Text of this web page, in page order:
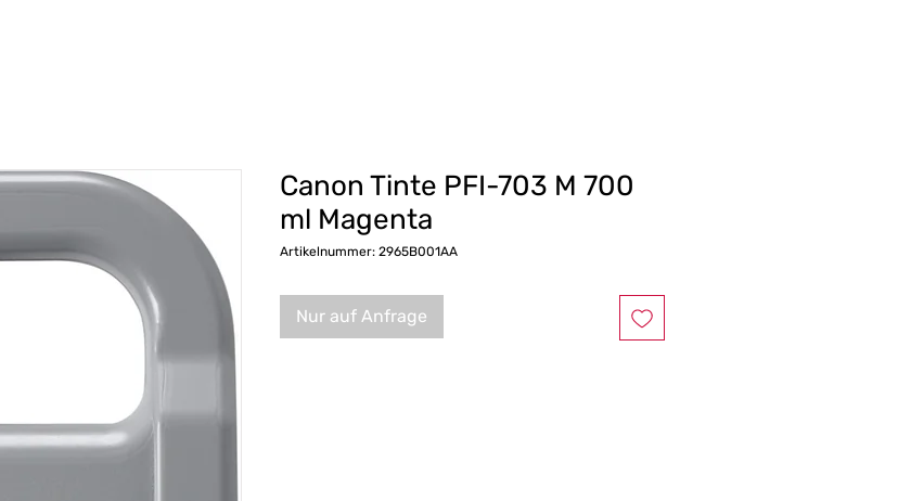
Canon Tinte PFI-703 M 700
ml Magenta
Artikelnummer: 2965B001AA
Nur auf Anfrage